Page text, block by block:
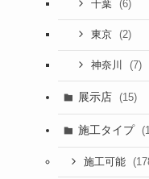
千葉 (6)
東京 (2)
神奈川 (7)
展示店 (15)
施工タイプ
施工可能